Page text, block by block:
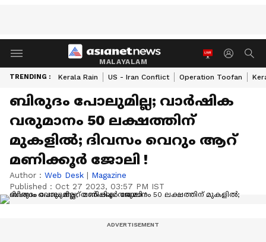
MALAYALAM
TRENDING : Kerala Rain US - Iran Conflict Operation Toofan
ബിരുദം പോലുമില്ല; വാര്‍ഷിക
വരുമാനം 50 ലക്ഷത്തിന്
മുകളില്‍; ദിവസം വെറും ആറ്
മണിക്കൂര്‍ ജോലി !
Author : Web Desk | Magazine
Published : Oct 27 2023, 03:57 PM IST